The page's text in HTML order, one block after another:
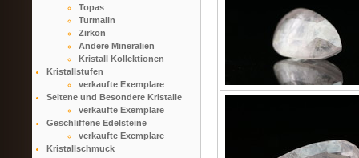
Topas
Turmalin
Zirkon
Andere Mineralien
Kristall Kollektionen
Kristallstufen
verkaufte Exemplare
Seltene und Besondere Kristalle
verkaufte Exemplare
Geschliffene Edelsteine
verkaufte Exemplare
Kristallschmuck